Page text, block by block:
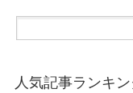
人気記事ランキ